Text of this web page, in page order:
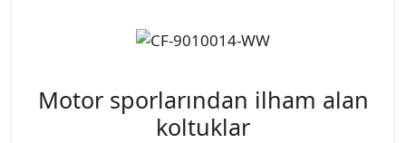
Motor sporlarından ilham alan
koltuklar